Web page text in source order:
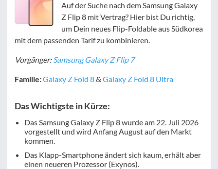
Auf der Suche nach dem Samsung Galaxy
Z Flip 8 mit Vertrag? Hier bist Du richtig,
um Dein neues Flip-Foldable aus Südkorea
mit dem passenden Tarif zu kombinieren.
Vorgänger:Samsung Galaxy Z Flip 7
Familie:Galaxy Z Fold 8& Galaxy Z Fold 8 Ultra
Das Wichtigste in Kürze:
Das Samsung Galaxy Z Flip 8 wurde am 22. Juli 2026
vorgestellt und wird Anfang August auf den Markt
kommen.
Das Klapp-Smartphone ändert sich kaum, erhält aber
einen neueren Prozessor (Exynos).